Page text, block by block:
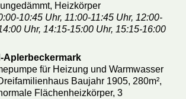
Heizkörper
10:45 Uhr, 11:00-11:45 Uhr, 12:00-
Uhr, 14:15-15:00 Uhr, 15:15-16:00
Aplerbeckermark
für Heizung und Warmwasser
Baujahr 1905, 280m²,
Flächenheizkörper, 3